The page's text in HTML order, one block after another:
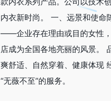
内衣新时尚。 一、远景和使
——企业存在理由或目的女性
店成为全国各地亮丽的风景。
爽舒适、自然穿着、健康体现
“无薇不至”的服务。